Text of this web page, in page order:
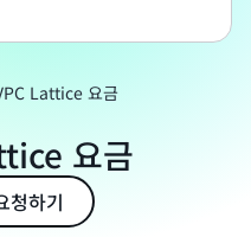
Lattice 요금
요금
청하기